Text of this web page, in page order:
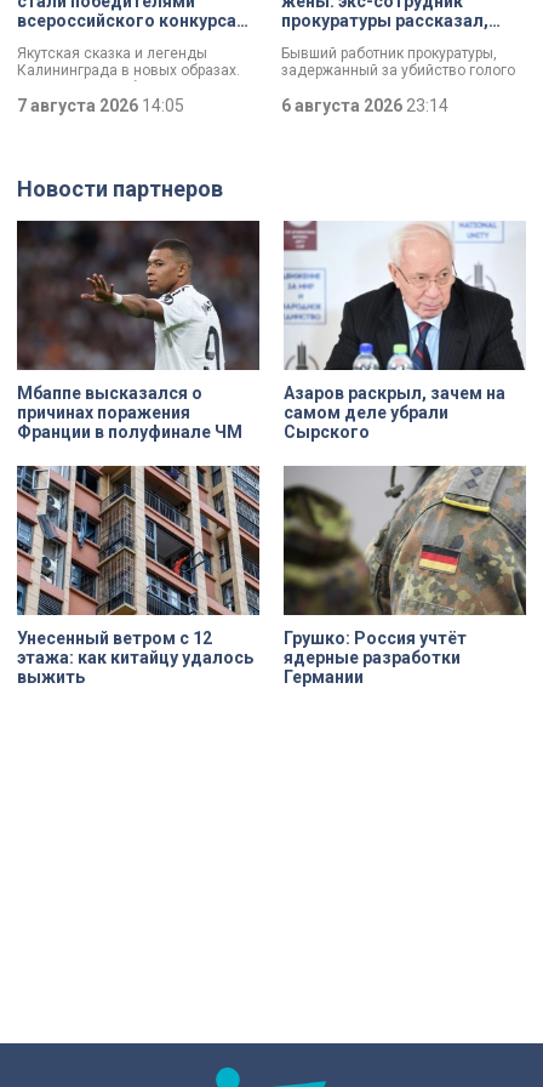
вандализмом.
всероссийского конкурса
Якутская сказка и легенды
Калининграда в новых образах.
Два юных петербуржца стали
победителями всероссийского
конкурса «Моя страна — моя
народным сюжетам.
7 августа 2026 14:05
прокуратуры рассказал,
Бывший работник прокуратуры,
задержанный за убийство голого
которые толкнули его на страшное
преступление. Два года назад он
6 августа 2026 23:14
Новости партнеров
Мбаппе высказался о
причинах поражения
Франции в полуфинале ЧМ
Азаров раскрыл, зачем на
самом деле убрали
Сырского
Унесенный ветром с 12
этажа: как китайцу удалось
выжить
Грушко: Россия учтёт
ядерные разработки
Германии